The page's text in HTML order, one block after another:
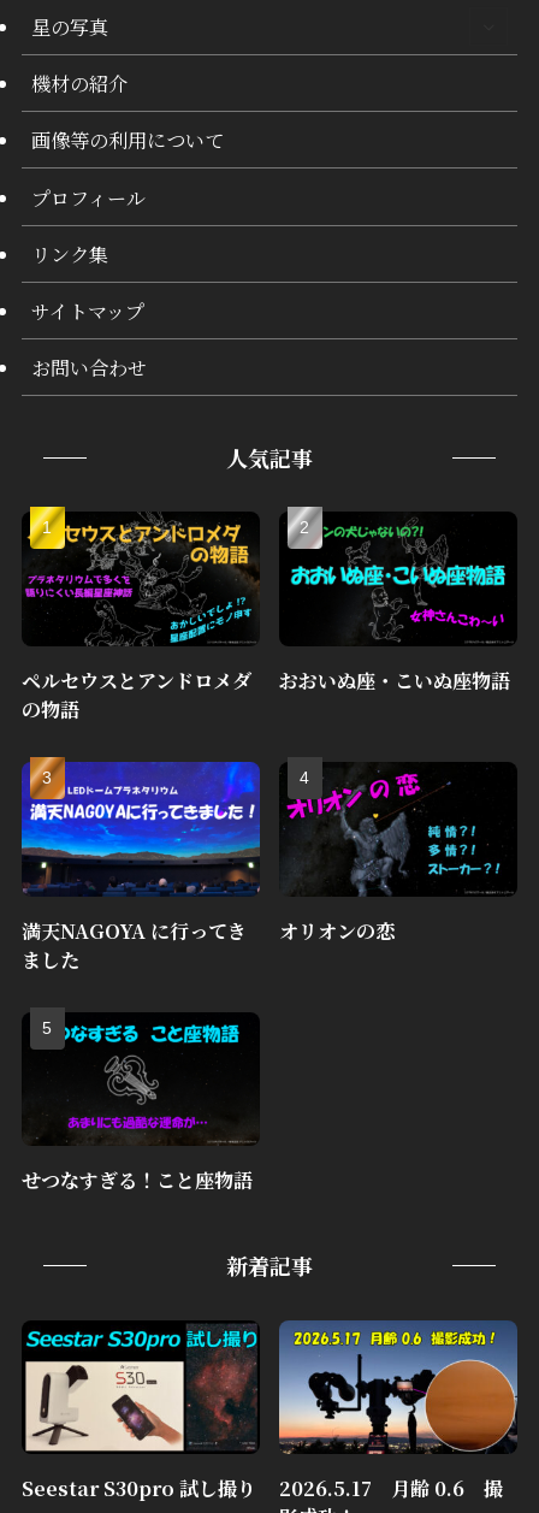
星の写真
機材の紹介
画像等の利用について
プロフィール
リンク集
サイトマップ
お問い合わせ
人気記事
ペルセウスとアンドロメダ
の物語
おおいぬ座・こいぬ座物語
満天NAGOYA に行ってき
ました
オリオンの恋
せつなすぎる！こと座物語
新着記事
Seestar S30pro 試し撮り
2026.5.17 月齢 0.6 撮